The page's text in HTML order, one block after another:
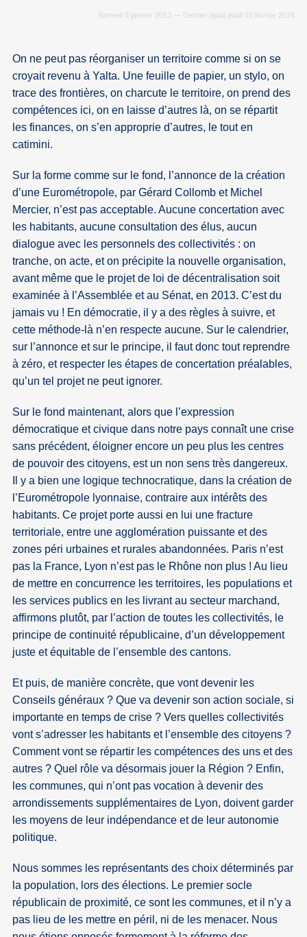
Samedi 5 janvier 2013 — Dernier ajout jeudi 15 février 2024
On ne peut pas réorganiser un territoire comme si on se
croyait revenu à Yalta. Une feuille de papier, un stylo, on
trace des frontières, on charcute le territoire, on prend des
compétences ici, on en laisse d’autres là, on se répartit
les finances, on s’en approprie d’autres, le tout en
catimini.
Sur la forme comme sur le fond, l’annonce de la création
d’une Eurométropole, par Gérard Collomb et Michel
Mercier, n’est pas acceptable. Aucune concertation avec
les habitants, aucune consultation des élus, aucun
dialogue avec les personnels des collectivités : on
tranche, on acte, et on précipite la nouvelle organisation,
avant même que le projet de loi de décentralisation soit
examinée à l’Assemblée et au Sénat, en 2013. C’est du
jamais vu ! En démocratie, il y a des règles à suivre, et
cette méthode-là n’en respecte aucune. Sur le calendrier,
sur l’annonce et sur le principe, il faut donc tout reprendre
à zéro, et respecter les étapes de concertation préalables,
qu’un tel projet ne peut ignorer.
Sur le fond maintenant, alors que l’expression
démocratique et civique dans notre pays connaît une crise
sans précédent, éloigner encore un peu plus les centres
de pouvoir des citoyens, est un non sens très dangereux.
Il y a bien une logique technocratique, dans la création de
l’Eurométropole lyonnaise, contraire aux intérêts des
habitants. Ce projet porte aussi en lui une fracture
territoriale, entre une agglomération puissante et des
zones péri urbaines et rurales abandonnées. Paris n’est
pas la France, Lyon n’est pas le Rhône non plus ! Au lieu
de mettre en concurrence les territoires, les populations et
les services publics en les livrant au secteur marchand,
affirmons plutôt, par l’action de toutes les collectivités, le
principe de continuité républicaine, d’un développement
juste et équitable de l’ensemble des cantons.
Et puis, de manière concrète, que vont devenir les
Conseils généraux ? Que va devenir son action sociale, si
importante en temps de crise ? Vers quelles collectivités
vont s’adresser les habitants et l’ensemble des citoyens ?
Comment vont se répartir les compétences des uns et des
autres ? Quel rôle va désormais jouer la Région ? Enfin,
les communes, qui n’ont pas vocation à devenir des
arrondissements supplémentaires de Lyon, doivent garder
les moyens de leur indépendance et de leur autonomie
politique.
Nous sommes les représentants des choix déterminés par
la population, lors des élections. Le premier socle
républicain de proximité, ce sont les communes, et il n’y a
pas lieu de les mettre en péril, ni de les menacer. Nous